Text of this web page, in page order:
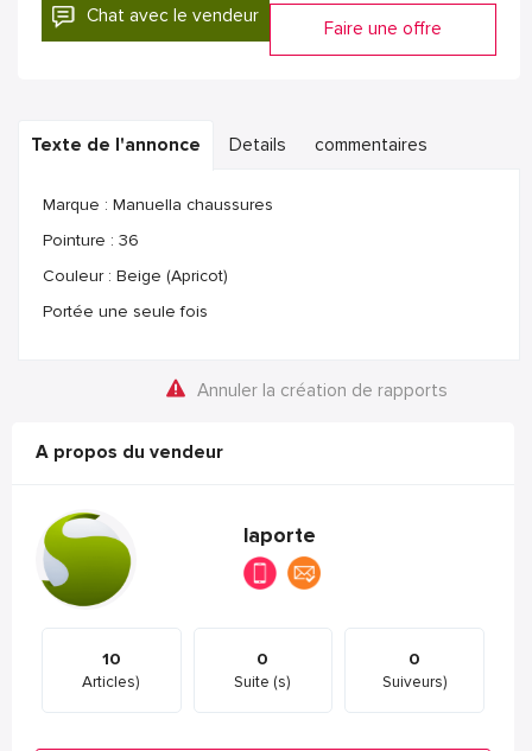
Chat avec le vendeur
Faire une offre
Texte de l'annonce Details commentaires
Marque : Manuella chaussures
Pointure : 36
Couleur : Beige (Apricot)
Portée une seule fois
Annuler la création de rapports
A propos du vendeur
laporte
10
Articles)
0
Suite (s)
0
Suiveurs)